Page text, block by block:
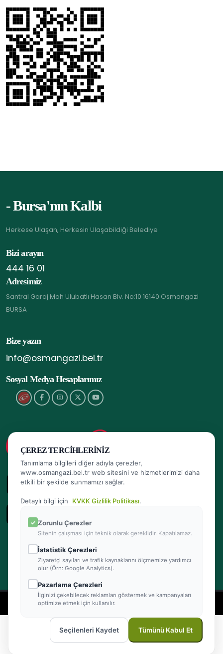
- Bursa'nın Kalbi
Herkese Ulaşan, Herkesin Ulaşabildiği Belediye
Bizi arayın
444 16 01
Adresimiz
Santral Garaj Mah Ulubatlı Hasan Blv. No:10 16140 Osmangazi
BURSA
Bize yazın
info@osmangazi.bel.tr
Sosyal Medya Hesaplarımız
2026 © Osmangazi Belediyesi Tüm hakları saklıdır
ÇEREZ TERCIHLERINIZ
Tanımlama bilgileri diğer adıyla çerezler,
www.osmangazi.bel.tr web sitesini ve hizmetlerimizi daha
etkili bir şekilde sunmamızı sağlar.
Detaylı bilgi için KVKK Gizlilik Politikası.
Zorunlu Çerezler
Sitenin çalışması için teknik olarak gereklidir. Kapatılamaz.
İstatistik Çerezleri
Ziyaretçi sayıları ve trafik kaynaklarını ölçmemize yardımcı
olur (Örn: Google Analytics).
Pazarlama Çerezleri
İlginizi çekebilecek reklamları göstermek ve kampanyaları
optimize etmek için kullanılır.
Seçilenleri Kaydet Tümünü Kabul Et